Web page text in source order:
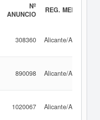
Nº
ANUNCIO
REG. MERC.
308360 Alicante/Alacant
890098 Alicante/Alacant
1020067 Alicante/Alacant